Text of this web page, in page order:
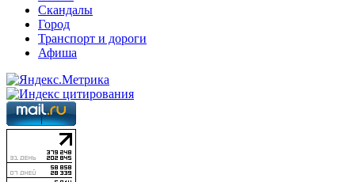
Скандалы
Город
Транспорт и дороги
Афиша